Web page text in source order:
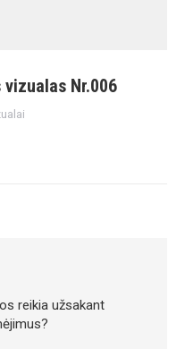
Nr.006
reikia užsakant